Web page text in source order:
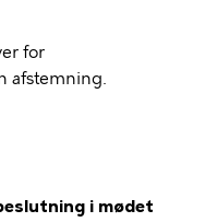
for
afstemning.
i mødet